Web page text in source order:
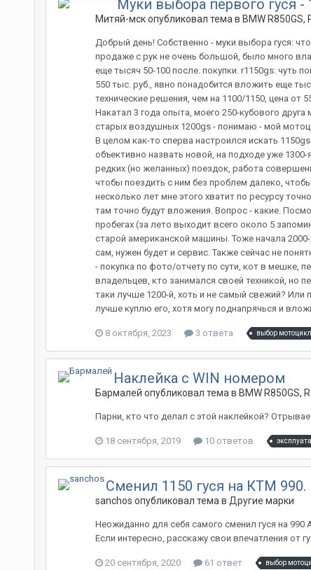
Муки выбора первого гуся
Митяй-мск опубликовал тема в BMW R850GS,
Добрый день! Собственно - муки выбора гуся:
продаже с рук не очень большой, было много
еще тысяч 50-100 после. покупки. r1150gs: чуть
550 тыс. руб., явно понадобится вложить еще
технические решения, чем на 1100/1150, цена
Накатал 3 года опыта, моего 250-кубового
старых воздушных 1200gs - понимаю - мой
В целом как-то сперва настроился искать
объективно назвать новой, на подходе уже
редких (но желанных) поездок, работа
чтобы поездить с ним без проблем далеко,
несколько лет мне этого хватит по ресурсу
там точно будут вложения. Вопрос - какие.
пробегах (за лето выходит всего около 5
старой американской машины. Тоже начала 2000-
сам, нужен будет и сервис. Также сейчас не
- покупка по фото/отчету по сути, кот в мешке,
владельцев, кто занимался своей техникой, но
таки лучше 1200-й, хоть и не самый свежий?
лучше куплю его, хотя могу поднапрячься и
8 октября, 2023 3 ответа выбор
Наклейка с WIN номером
Бармалей опубликовал тема в BMW R850GS,
Парни, кто что делал с этой наклейкой?
18 сентября, 2019 10 ответов
Сменил 1150 гуся на КТМ 990.
sanchos опубликовал тема в Другие марки
Неожиданно для себя самого сменил гуся на
Если интересно, расскажу свои впечатления от
20 сентября, 2020 61 ответ выбор